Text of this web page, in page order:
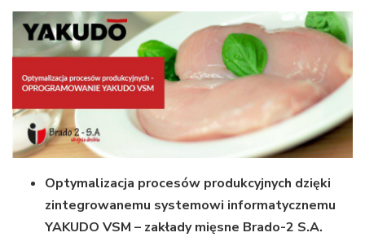
Optymalizacja procesów produkcyjnych dzięki
zintegrowanemu systemowi informatycznemu
YAKUDO VSM – zakłady mięsne Brado-2 S.A.